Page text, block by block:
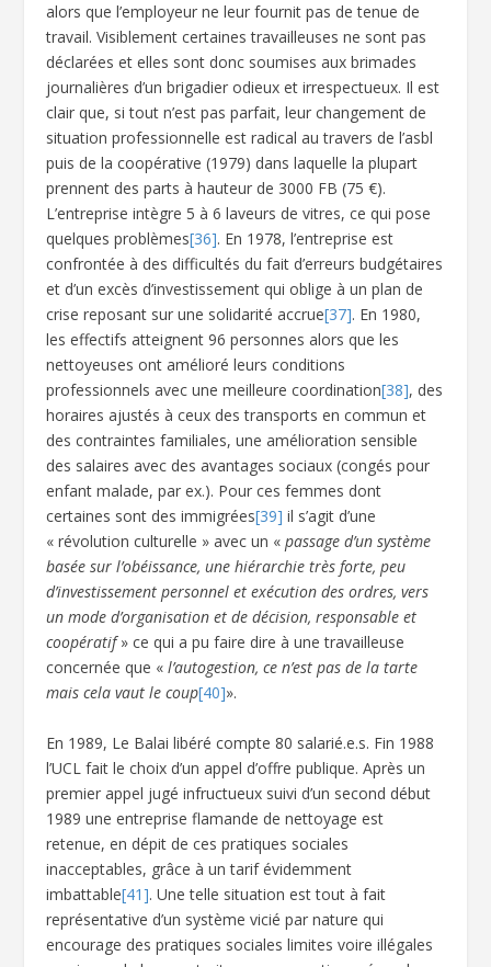
alors que l’employeur ne leur fournit pas de tenue de
travail. Visiblement certaines travailleuses ne sont pas
déclarées et elles sont donc soumises aux brimades
journalières d’un brigadier odieux et irrespectueux. Il est
clair que, si tout n’est pas parfait, leur changement de
situation professionnelle est radical au travers de l’asbl
puis de la coopérative (1979) dans laquelle la plupart
prennent des parts à hauteur de 3000 FB (75 €).
L’entreprise intègre 5 à 6 laveurs de vitres, ce qui pose
quelques problèmes[36]. En 1978, l’entreprise est
confrontée à des difficultés du fait d’erreurs budgétaires
et d’un excès d’investissement qui oblige à un plan de
crise reposant sur une solidarité accrue[37]. En 1980,
les effectifs atteignent 96 personnes alors que les
nettoyeuses ont amélioré leurs conditions
professionnels avec une meilleure coordination[38], des
horaires ajustés à ceux des transports en commun et
des contraintes familiales, une amélioration sensible
des salaires avec des avantages sociaux (congés pour
enfant malade, par ex.). Pour ces femmes dont
certaines sont des immigrées[39] il s’agit d’une
« révolution culturelle » avec un «passage d’un système
basée sur l’obéissance, une hiérarchie très forte, peu
d’investissement personnel et exécution des ordres, vers
un mode d’organisation et de décision, responsable et
coopératif» ce qui a pu faire dire à une travailleuse
concernée que « l’autogestion, ce n’est pas de la tarte
mais cela vaut le coup[40]».
En 1989, Le Balai libéré compte 80 salarié.e.s. Fin 1988
l’UCL fait le choix d’un appel d’offre publique. Après un
premier appel jugé infructueux suivi d’un second début
1989 une entreprise flamande de nettoyage est
retenue, en dépit de ces pratiques sociales
inacceptables, grâce à un tarif évidemment
imbattable[41]. Une telle situation est tout à fait
représentative d’un système vicié par nature qui
encourage des pratiques sociales limites voire illégales